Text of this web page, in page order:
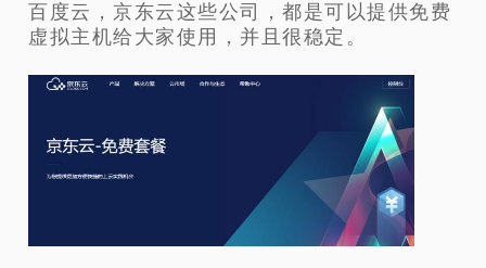
百度云，京东云这些公司，都是可以提供免费
虚拟主机给大家使用，并且很稳定。